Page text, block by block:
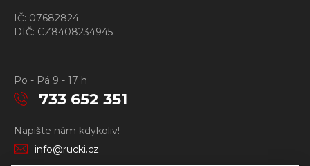
IČ: 07682824
DIČ: CZ8408234945
Po - Pá 9 - 17 h
733 652 351
Napište nám kdykoliv!
info@rucki.cz